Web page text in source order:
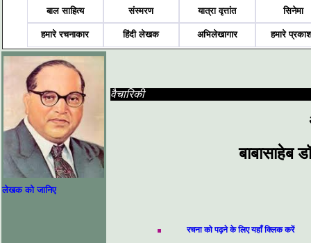
बाल साहित्य संस्मरण यात्रा वृत्तांत सिनेमा
हमारे रचनाकार हिंदी लेखक अभिलेखागार हमारे
लेखक को जानिए
वैचारिकी
बाबासाहेब
रचना को पढ़ने के लिए यहाँ क्लिक करें